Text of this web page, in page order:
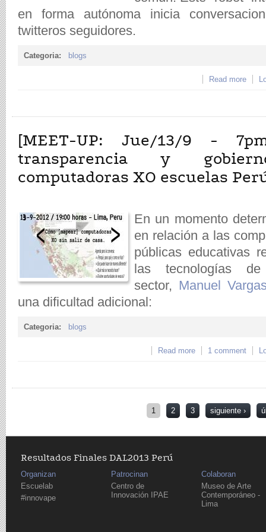
en forma autónoma inicia
twitteros seguidores.
Categoria: blogs
Read more
[MEET-UP: Jue/13/9 -
transparencia y
computadoras XO escuelas
En un momento
en relación a las
públicas educativas
las tecnologías
sector, Manuel
una dificultad adicional:
Categoria: blogs
Read more about [MEET-UP:
1 comment
1 2 3 siguiente ›
Resultados Finales DAL2013 Perú
Organizan
Escuelab
#innovape
Patrocinan
Centro de
Innovación IPAE
Colaboran
Museo de Arte
Contemporáneo -
Lima